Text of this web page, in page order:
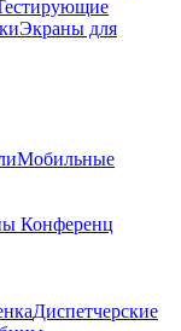
Экраны для
Мобильные
Конференц
Диспетчерские